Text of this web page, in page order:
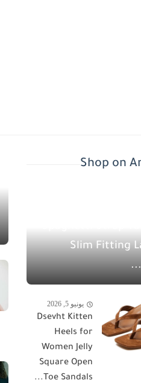
Shop on
Slim Fitting
يونيو 5, 2026
Dsevht Kitten
Heels for
Women Jelly
Square Open
Toe Sandals...